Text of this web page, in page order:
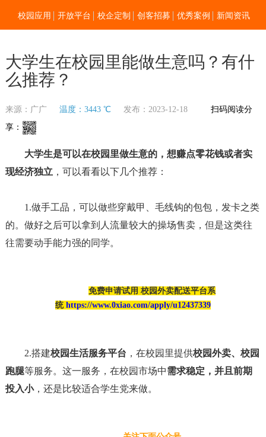
校园应用 开放平台 校企定制 创客招募 优秀案例 新闻资讯
大学生在校园里能做生意吗？有什
么推荐？
来源：广广 温度：3443 ℃ 发布：2023-12-18
扫码阅读分
享：
大学生是可以在校园里做生意的，想赚点零花钱或者实
现经济独立 ，可以看看以下几个推荐：
1.做手工品，可以做些穿戴甲、毛线钩的包包，发卡之类
的。做好之后可以拿到人流量较大的操场售卖，但是这类往
往需要动手能力强的同学。
免费申请试用 校园外卖配送平台系
统 https://www.0xiao.com/apply/u12437339
2.搭建校园生活服务平台 ，在校园里提供校园外卖、校园
跑腿等服务。这一服务，在校园市场中需求稳定，并且前期
投入小，还是比较适合学生党来做。